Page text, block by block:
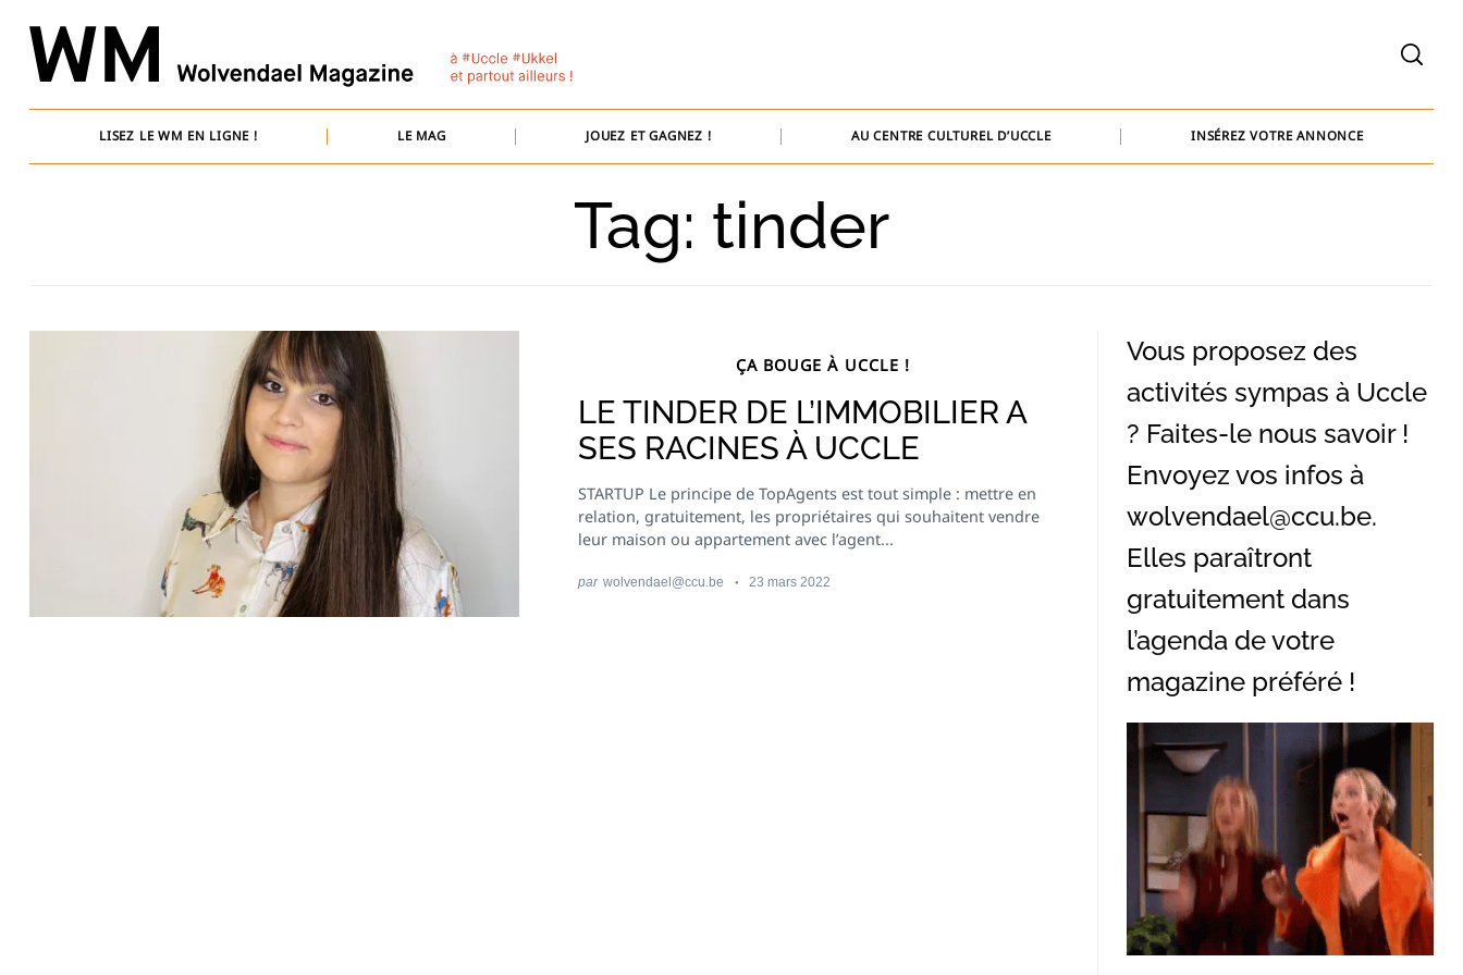
content
LISEZ LE WM EN LIGNE ! LE MAG JOUEZ ET GAGNEZ ! AU CENTRE CULTUREL D’UCCLE INSÉREZ VOTRE ANNONCE
bernard@baammedia.be
jennifer@baammedia.be
Tag: tinder
ÇA BOUGE À UCCLE !
LE TINDER DE L’IMMOBILIER A
SES RACINES À UCCLE
STARTUP Le principe de TopAgents est tout simple : mettre en
relation, gratuitement, les propriétaires qui souhaitent vendre
leur maison ou appartement avec l’agent...
par wolvendael@ccu.be 23 mars 2022
Vous proposez des
activités sympas à Uccle
? Faites-le nous savoir !
Envoyez vos infos à
wolvendael@ccu.be.
Elles paraîtront
gratuitement dans
l’agenda de votre
magazine préféré !
Recherche
pour